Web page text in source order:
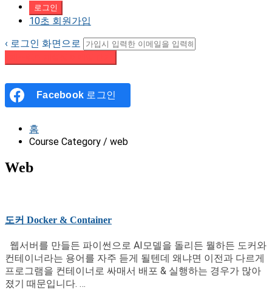
10초 회원가입
‹ 로그인 화면으로
Facebook 로그인
홈
Course Category / web
Web
도커 Docker & Container
웹서버를 만들든 파이썬으로 AI모델을 돌리든 뭘하든 도커와
컨테이너라는 용어를 자주 듣게 될텐데 왜냐면 이전과 다르게
프로그램을 컨테이너로 싸매서 배포 & 실행하는 경우가 많아
졌기 때문입니다. …